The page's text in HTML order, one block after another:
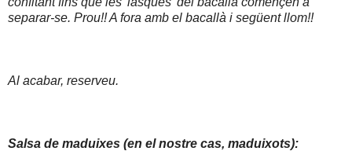
separar-se. Prou!! A fora amb el bacallà i següent llom!!
Al acabar, reserveu.
Salsa de maduixes (en el nostre cas, maduixots):